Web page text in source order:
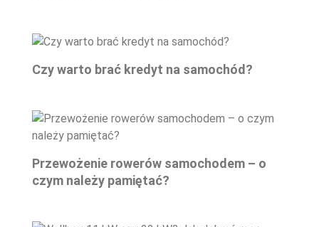
Czy warto brać kredyt na samochód?
Przewożenie rowerów samochodem – o
czym należy pamiętać?